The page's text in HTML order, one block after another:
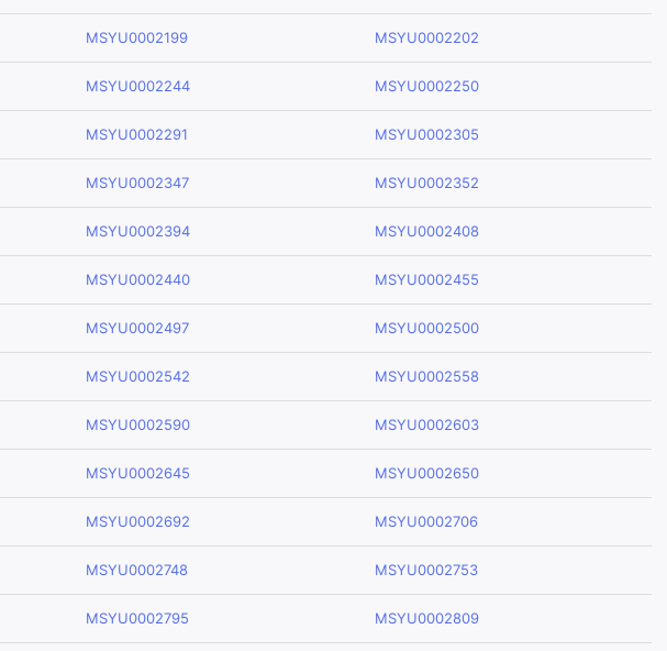
MSYU0002199 MSYU0002202
MSYU0002244 MSYU0002250
MSYU0002291 MSYU0002305
MSYU0002347 MSYU0002352
MSYU0002394 MSYU0002408
MSYU0002440 MSYU0002455
MSYU0002497 MSYU0002500
MSYU0002542 MSYU0002558
MSYU0002590 MSYU0002603
MSYU0002645 MSYU0002650
MSYU0002692 MSYU0002706
MSYU0002748 MSYU0002753
MSYU0002795 MSYU0002809